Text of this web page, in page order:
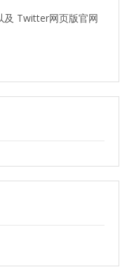
及 Twitter网页版官网